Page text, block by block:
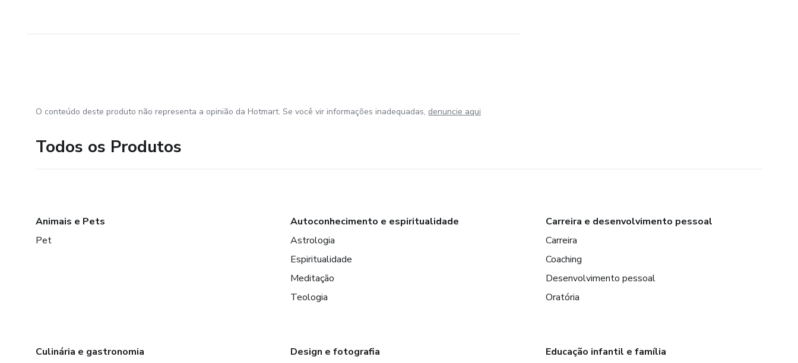
O conteúdo deste produto não representa a opinião da Hotmart. Se você vir informações inadequadas, denuncie aqui
Todos os Produtos
Animais e Pets
Pet
Autoconhecimento e espiritualidade
Astrologia
Espiritualidade
Meditação
Teologia
Carreira e desenvolvimento pessoal
Carreira
Coaching
Desenvolvimento pessoal
Oratória
Culinária e gastronomia
Design e fotografia
Educação infantil e família